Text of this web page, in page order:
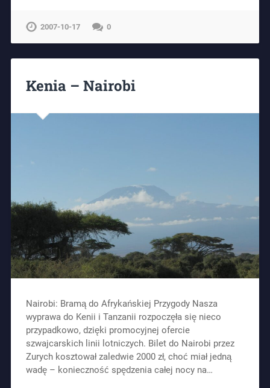
2007-10-17 0
Kenia – Nairobi
Nairobi: Bramą do Afrykańskiej Przygody Nasza
wyprawa do Kenii i Tanzanii rozpoczęła się nieco
przypadkowo, dzięki promocyjnej ofercie
szwajcarskich linii lotniczych. Bilet do Nairobi przez
Zurych kosztował zaledwie 2000 zł, choć miał jedną
wadę – konieczność spędzenia całej nocy na…